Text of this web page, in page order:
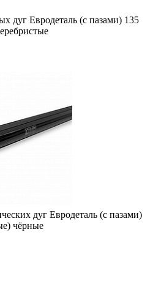
дуг Евродеталь (с пазами) 135
дуг Евродеталь (с пазами)
чёрные